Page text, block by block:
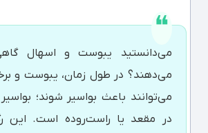
می‌دانستید یبوست و اسهال
می‌دهند؟ در طول زمان، یبوست و
می‌توانند باعث بواسیر شوند؛
در مقعد یا راست‌روده است. این